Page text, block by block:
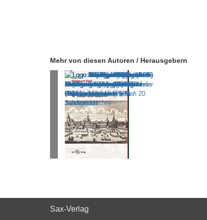
Mehr von diesen Autoren / Herausgebern
Sax-Verlag